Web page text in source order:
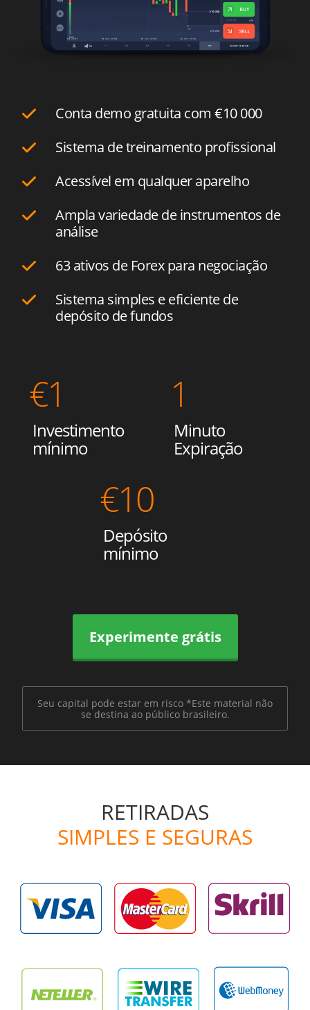
Conta demo gratuita com €10 000
Sistema de treinamento profissional
Acessível em qualquer aparelho
Ampla variedade de instrumentos de
análise
63 ativos de Forex para negociação
Sistema simples e eficiente de
depósito de fundos
€1
Investimento
mínimo
1
Minuto
Expiração
€10
Depósito
mínimo
Experimente grátis
Seu capital pode estar em risco *Este material não
se destina ao público brasileiro.
RETIRADAS
SIMPLES E SEGURAS